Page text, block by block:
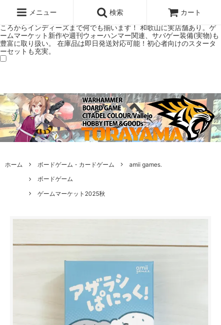
ミアムショップTORAYAMA。通販・オンラインショップです！ ウォー
ハンマーとボードゲームのことなら当店へ！ボードゲームもメジャーど
ころからインディーズまで何でも揃います！ 和歌山に実店舗あり。ゲ
ームマーケット新作や週刊ウォーハンマー関連、サバゲー装備(実物)も
豊富に取り扱い。 在庫品は即日発送対応可能！初心者向けのスタータ
ーセットも充実。
メニュー 検索 カート
ホーム ボードゲーム・カードゲーム
amii games.
ボードゲーム
ゲームマーケット2025秋